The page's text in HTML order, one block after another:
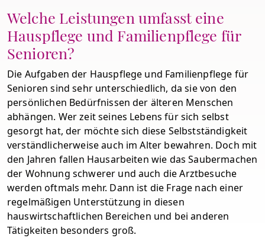
Welche Leistungen umfasst eine
Hauspflege und Familienpflege für
Senioren?
Die Aufgaben der Hauspflege und Familienpflege für
Senioren sind sehr unterschiedlich, da sie von den
persönlichen Bedürfnissen der älteren Menschen
abhängen. Wer zeit seines Lebens für sich selbst
gesorgt hat, der möchte sich diese Selbstständigkeit
verständlicherweise auch im Alter bewahren. Doch mit
den Jahren fallen Hausarbeiten wie das Saubermachen
der Wohnung schwerer und auch die Arztbesuche
werden oftmals mehr. Dann ist die Frage nach einer
regelmäßigen Unterstützung in diesen
hauswirtschaftlichen Bereichen und bei anderen
Tätigkeiten besonders groß.